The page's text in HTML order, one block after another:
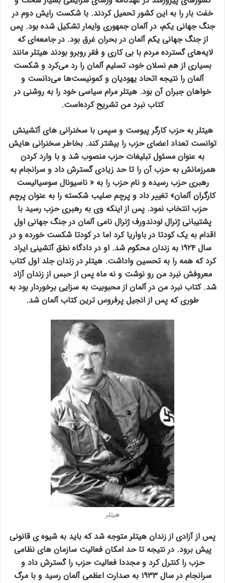
خفت بار را به این کشور تحمیل کردند. با شکست رایش دوم در
جنگ جهانی یکم، در آلمان جمهوری وایمار تشکیل شده بود. پس
از جنگ جهانی یکم آلمان در بحران غرق بود. در جامعه‌ای که
لایه‌های گسترده مردم با بی کاری و فقر روبرو بودند هیتلر مانند
بسیاری از هم نسلان خود، تسلیم آلمان را رد می‌کرد و شکست
آلمان را نتیجه اتحاد یهودیان و کمونیست‌ها می‌دانست و
خواهان جبران آن بود. هیتلر مرام سیاسی خود را به روشنی در
کتاب نبرد من تشریح کرده‌است.
هیتلر به حزب کارگر پیوست و سپس با سخنرانی های آتشینش
توانست تعداد اعضای حزب را بیشتر کند. بخاطر سخنرانی هایش
به عنوان مسئول تبلیغات حزب منصوب شد و با وارد کردن
همرزمانش به حزب آن را تا حد زیادی گسترش داد و سرانجام به
رهبری حزب رسیده و نام حزب را به « ناسیونال سوسیالیست
کارگران آلمان» تغییر داد و پرچم صلیب شکسته را به عنوان پرچم
حزب انتخاب نمود. پس از اینکه وی به رهبری حزب رسید با
پشتیبانی ژنرال لودندورف ژنرال نامی آلمان در جنگ جهانی اول
اقدام به یک کودتا در باواریا کرد اما در کودتا شکست خورده و در
سال ۱۹۲۴ به زندان محکوم شد. او در دادگاه نطق آتشینی ایراد
کرد که همه را به تحسین واداشت. هیتلر در زندان جلد اول کتاب
معروفش نبرد من رو نوشت و نه ماه پس از حبس از زندان آزاد
شد. کتاب نبرد من در آلمان از محبوبیت به سزایی برخوردار بود به
طوری که پس از انجیل پرفروس ترین کتاب آلمان شد.
هیتلر
پس از آزادی از زندان هیتلر متوجه شد که باید به شیوه ی قانونی
پیش برود. در نتیجه تا حد امکان فعالیت سازمان های نظامی
حزب را کنترل کرد و مجددا فعالیت حزب را گسترش داد و
سرانجام در سال ۱۹۳۳ به صدارت اعظمی آلمان رسید و با مرگ